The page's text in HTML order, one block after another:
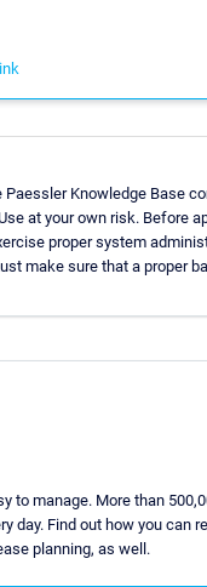
Paessler Knowledge Base
at your own risk. Before
proper system
make sure that a proper
to manage. More than
day. Find out how you can
planning, as well.